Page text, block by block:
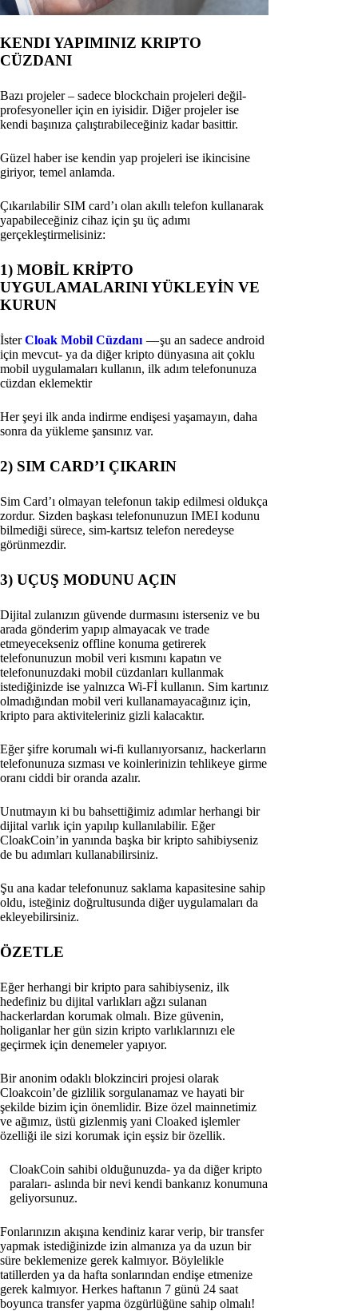
KENDI YAPIMINIZ KRIPTO
CÜZDANI
Bazı projeler – sadece blockchain projeleri değil-
profesyoneller için en iyisidir. Diğer projeler ise
kendi başınıza çalıştırabileceğiniz kadar basittir.
Güzel haber ise kendin yap projeleri ise ikincisine
giriyor, temel anlamda.
Çıkarılabilir SIM card’ı olan akıllı telefon kullanarak
yapabileceğiniz cihaz için şu üç adımı
gerçekleştirmelisiniz:
1) MOBİL KRİPTO
UYGULAMALARINI YÜKLEYİN VE
KURUN
İsterCloak Mobil Cüzdanı — şu an sadece android
için mevcut- ya da diğer kripto dünyasına ait çoklu
mobil uygulamaları kullanın, ilk adım telefonunuza
cüzdan eklemektir
Her şeyi ilk anda indirme endişesi yaşamayın, daha
sonra da yükleme şansınız var.
2) SIM CARD’I ÇIKARIN
Sim Card’ı olmayan telefonun takip edilmesi oldukça
zordur. Sizden başkası telefonunuzun IMEI kodunu
bilmediği sürece, sim-kartsız telefon neredeyse
görünmezdir.
3) UÇUŞ MODUNU AÇIN
Dijital zulanızın güvende durmasını isterseniz ve bu
arada gönderim yapıp almayacak ve trade
etmeyecekseniz offline konuma getirerek
telefonunuzun mobil veri kısmını kapatın ve
telefonunuzdaki mobil cüzdanları kullanmak
istediğinizde ise yalnızca Wi-Fİ kullanın. Sim kartınız
olmadığından mobil veri kullanamayacağınız için,
kripto para aktiviteleriniz gizli kalacaktır.
Eğer şifre korumalı wi-fi kullanıyorsanız, hackerların
telefonunuza sızması ve koinlerinizin tehlikeye girme
oranı ciddi bir oranda azalır.
Unutmayın ki bu bahsettiğimiz adımlar herhangi bir
dijital varlık için yapılıp kullanılabilir. Eğer
CloakCoin’in yanında başka bir kripto sahibiyseniz
de bu adımları kullanabilirsiniz.
Şu ana kadar telefonunuz saklama kapasitesine sahip
oldu, isteğiniz doğrultusunda diğer uygulamaları da
ekleyebilirsiniz.
ÖZETLE
Eğer herhangi bir kripto para sahibiyseniz, ilk
hedefiniz bu dijital varlıkları ağzı sulanan
hackerlardan korumak olmalı. Bize güvenin,
holiganlar her gün sizin kripto varlıklarınızı ele
geçirmek için denemeler yapıyor.
Bir anonim odaklı blokzinciri projesi olarak
Cloakcoin’de gizlilik sorgulanamaz ve hayati bir
şekilde bizim için önemlidir. Bize özel mainnetimiz
ve ağımız, üstü gizlenmiş yani Cloaked işlemler
özelliği ile sizi korumak için eşsiz bir özellik.
CloakCoin sahibi olduğunuzda- ya da diğer kripto
paraları- aslında bir nevi kendi bankanız konumuna
geliyorsunuz.
Fonlarınızın akışına kendiniz karar verip, bir transfer
yapmak istediğinizde izin almanıza ya da uzun bir
süre beklemenize gerek kalmıyor. Böylelikle
tatillerden ya da hafta sonlarından endişe etmenize
gerek kalmıyor. Herkes haftanın 7 günü 24 saat
boyunca transfer yapma özgürlüğüne sahip olmalı!